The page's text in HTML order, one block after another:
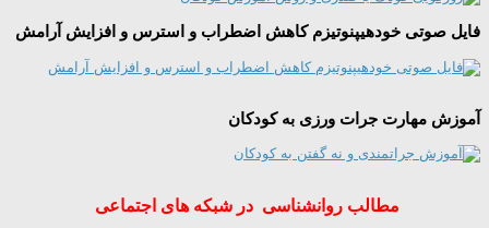
فایل صوتی خودهیپنوتیزم کاهش اضطراب و استرس و افزایش آرامش
آموزش مهارت جرات ورزی به کودکان
مطالب روانشناسی در شبکه های اجتماعی